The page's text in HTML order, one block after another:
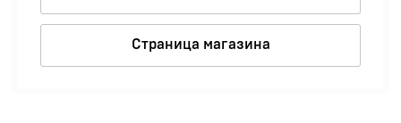
Страница магазина